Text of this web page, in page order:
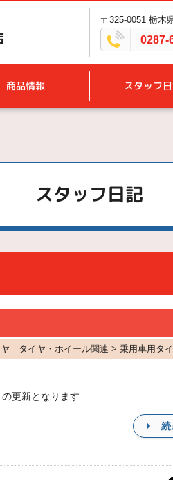
〒325-0051 栃木
0287-
商品情報 スタッフ
スタッフ日記
タイヤ・ホイール関連 > 乗用車用タ
更新となります
続